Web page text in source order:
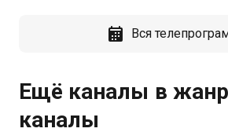
Вся
Ещё каналы в
каналы